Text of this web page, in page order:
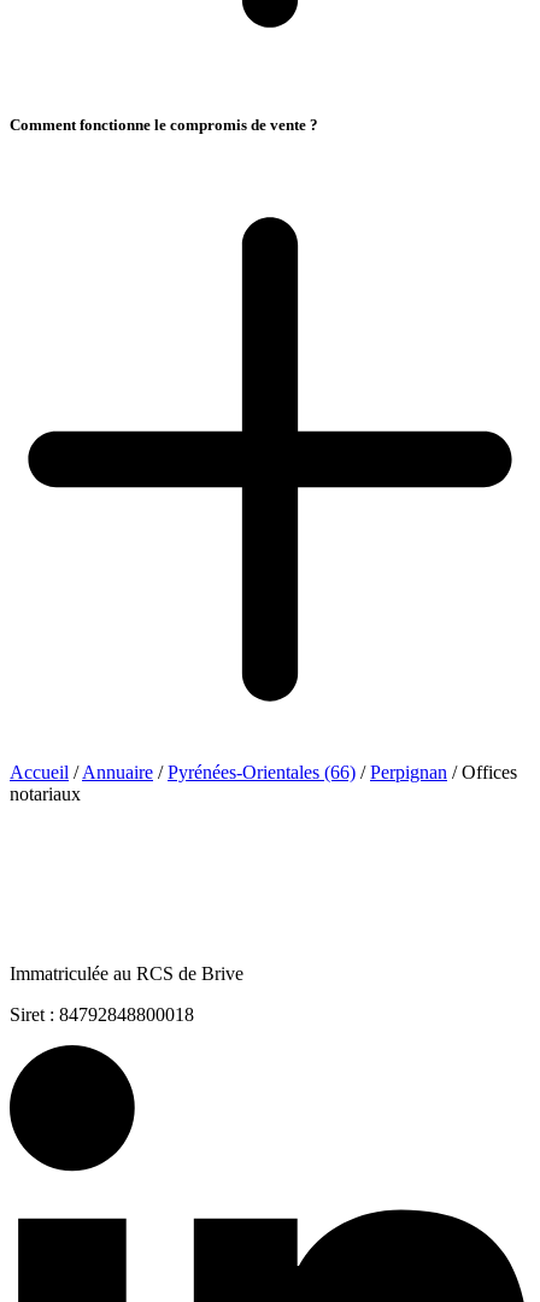
Comment fonctionne le compromis de vente ?
Accueil / Annuaire / Pyrénées-Orientales (66) / Perpignan / Offices
notariaux
Immatriculée au RCS de Brive
Siret : 84792848800018